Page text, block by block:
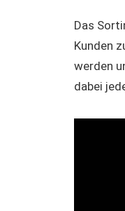
Das
Kunden
werden
dabei